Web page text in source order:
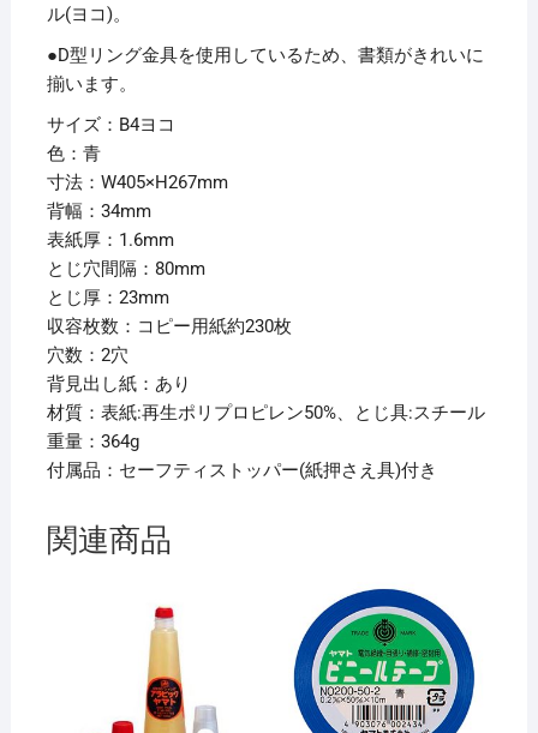
34mm
青
G2227-
8
1
冊
【×10
セ
ッ
ト】
個
ル(ヨコ)。
●D型リング金具を使用しているため、書類がきれいに
揃います。
サイズ：B4ヨコ
色：青
寸法：W405×H267mm
背幅：34mm
表紙厚：1.6mm
とじ穴間隔：80mm
とじ厚：23mm
収容枚数：コピー用紙約230枚
穴数：2穴
背見出し紙：あり
材質：表紙:再生ポリプロピレン50%、とじ具:スチール
重量：364g
付属品：セーフティストッパー(紙押さえ具)付き
関連商品